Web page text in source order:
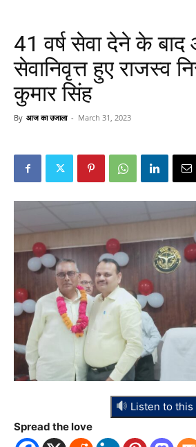
41 वर्ष सेवा देने के
सेवानिवृत्त हुए राजस्व
कुमार सिंह
By आज का उजाला - March 31, 2023
Listen to this
Spread the love